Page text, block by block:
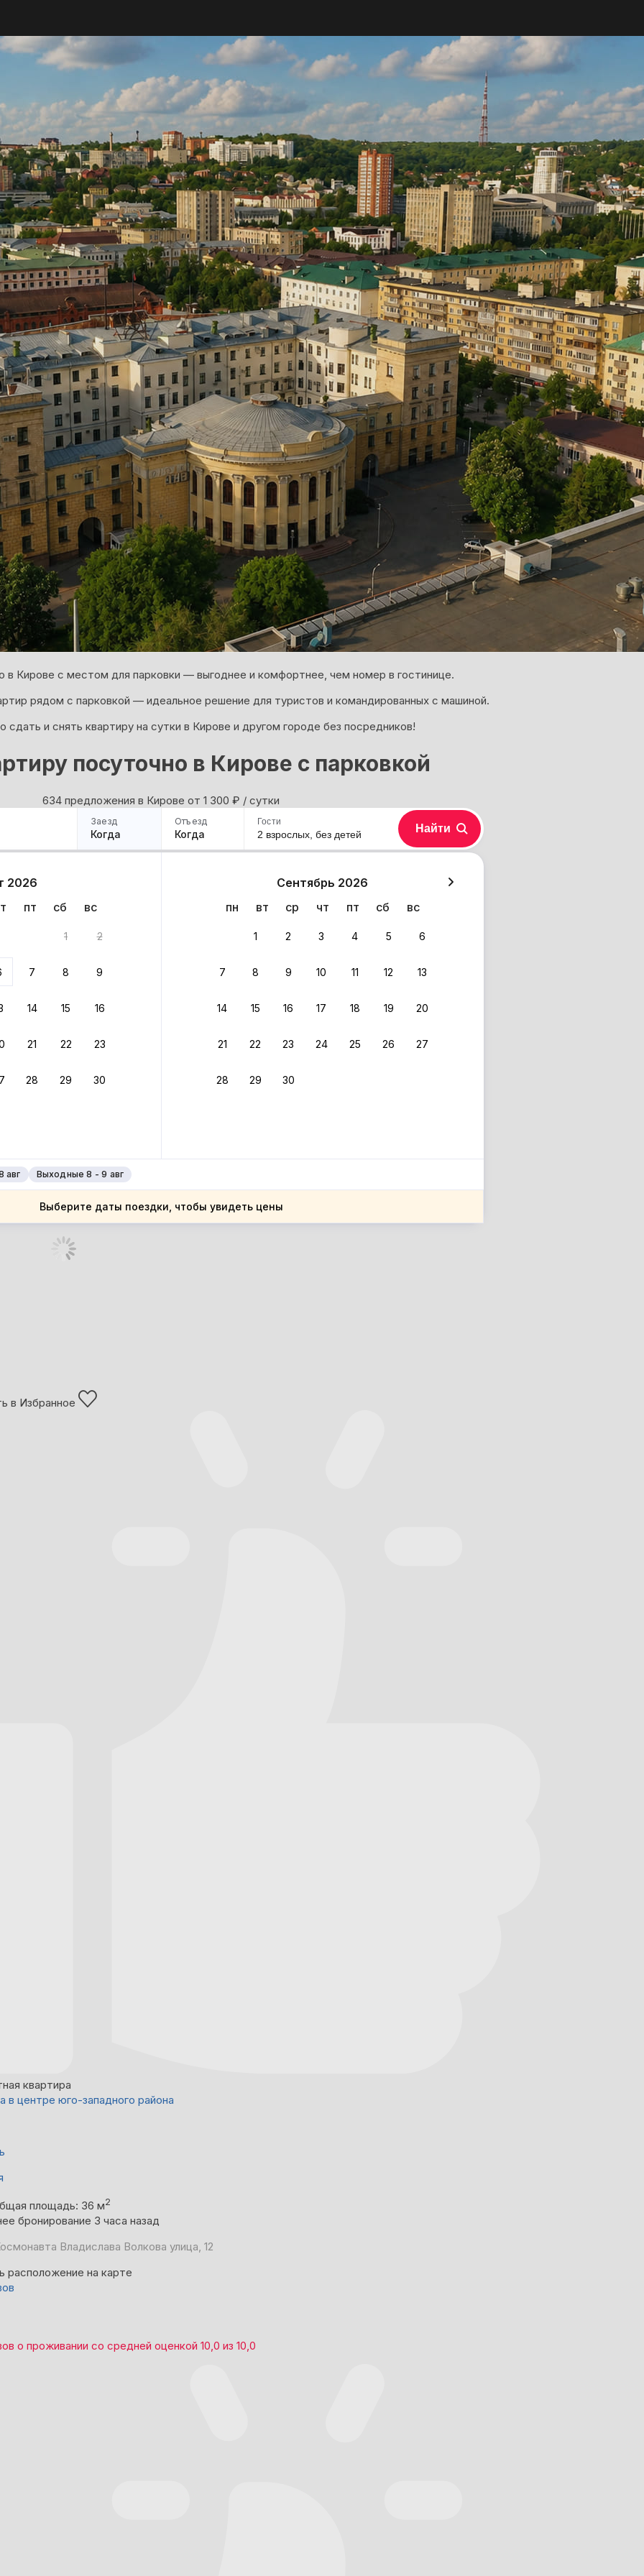
в Кирове с местом для парковки — выгоднее и комфортнее, чем номер в гостинице.
рядом с парковкой — идеальное решение для туристов и командированных с машиной.
сдать и снять квартиру на сутки в Кирове и другом городе без посредников!
посуточно в Кирове с парковкой
634 предложения в Кирове oт 1 300 ₽ / сутки
Заезд
Когда
Отъезд
Когда
2026
пт сб вс
1 2
7 8 9
14 15 16
21 22 23
28 29 30
Сентябрь 2026
пн
вт ср чт пт сб вс
1 2 3 4 5 6
7 8 9 10 11 12 13
14 15 16 17 18 19 20
21 22 23 24 25 26 27
28 29 30
авг Выходные 8 - 9 авг
Выберите даты поездки, чтобы увидеть цены
Гости
2 взрослых, без детей Найти
в Избранное
квартира
в центре юго-западного района
площадь: 36 м2
бронирование 3 часа назад
Владислава Волкова улица, 12
расположение на карте
о проживании со средней оценкой 10,0 из 10,0